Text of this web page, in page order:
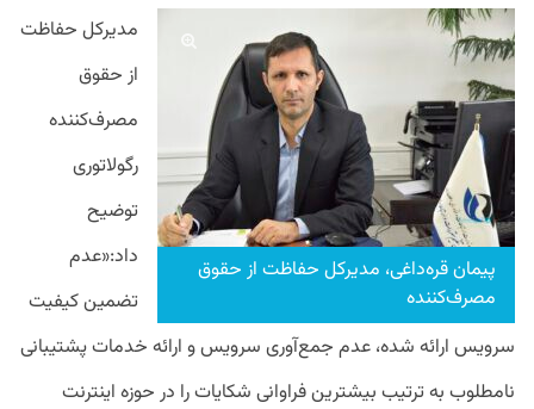
پیمان قره‌داغی، مدیرکل حفاظت از حقوق
مصرف‌کننده
مدیرکل حفاظت
از حقوق
مصرف‌کننده
رگولاتوری
توضیح
داد:«عدم
تضمین کیفیت
سرویس ارائه شده، عدم جمع‌آوری سرویس و ارائه خدمات پشتیبانی
نامطلوب به ترتیب بیشترین فراوانی شکایات را در حوزه اینترنت